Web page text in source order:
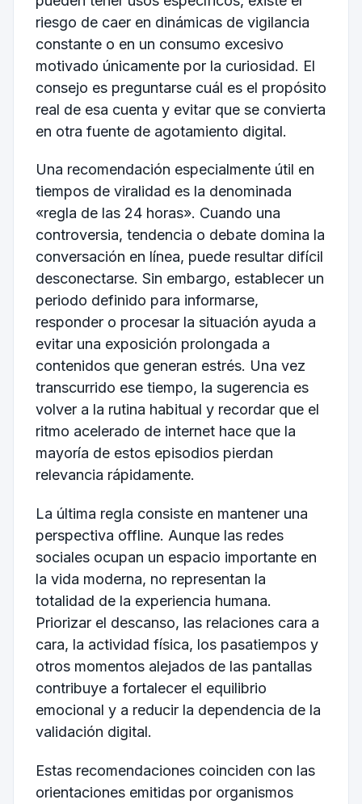
riesgo de caer en dinámicas de vigilancia
constante o en un consumo excesivo
motivado únicamente por la curiosidad. El
consejo es preguntarse cuál es el propósito
real de esa cuenta y evitar que se convierta
en otra fuente de agotamiento digital.
Una recomendación especialmente útil en
tiempos de viralidad es la denominada
«regla de las 24 horas». Cuando una
controversia, tendencia o debate domina la
conversación en línea, puede resultar difícil
desconectarse. Sin embargo, establecer un
periodo definido para informarse,
responder o procesar la situación ayuda a
evitar una exposición prolongada a
contenidos que generan estrés. Una vez
transcurrido ese tiempo, la sugerencia es
volver a la rutina habitual y recordar que el
ritmo acelerado de internet hace que la
mayoría de estos episodios pierdan
relevancia rápidamente.
La última regla consiste en mantener una
perspectiva offline. Aunque las redes
sociales ocupan un espacio importante en
la vida moderna, no representan la
totalidad de la experiencia humana.
Priorizar el descanso, las relaciones cara a
cara, la actividad física, los pasatiempos y
otros momentos alejados de las pantallas
contribuye a fortalecer el equilibrio
emocional y a reducir la dependencia de la
validación digital.
Estas recomendaciones coinciden con las
orientaciones emitidas por organismos